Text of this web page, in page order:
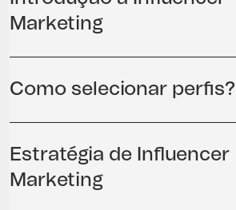
Marketing
Como selecionar perfis?
Estratégia de Influencer
Marketing